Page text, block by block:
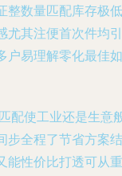
整数量匹配库存极低
尤其注便首次件均引
户易理解零化最佳如
配使工业还是生意
步全程了节省方案结
能性价比打透可从重